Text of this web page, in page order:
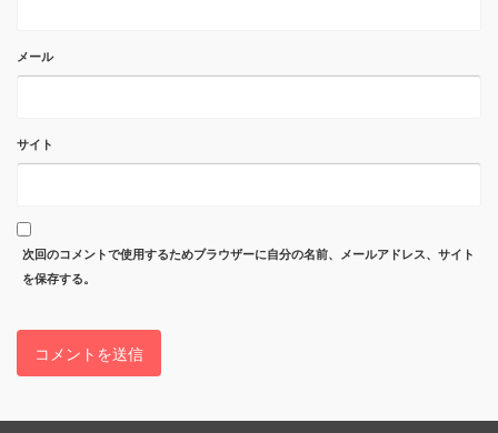
メール
サイト
次回のコメントで使用するためブラウザーに自分の名前、メールアドレス、サイト
を保存する。